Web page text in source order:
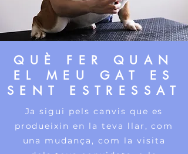
QUÈ FER QUAN
EL MEU GAT ES
SENT ESTRESSAT
Ja sigui pels canvis que es
produeixin en la teva llar, com
una mudança, com la visita